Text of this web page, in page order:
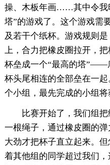
操、木板年画……其中令我
塔”的游戏了。这个游戏需
及若干个纸杯。游戏规则
上，合力把橡皮圈拉开，
杯垒成一个“最高的塔”——
杯头尾相连的全部垒在一
个小组，最先完成的小组将
比赛开始了，我们组
一根绳子，通过橡皮圈的
大劲才把杯子直立起来。
着其他组的同学超过我们